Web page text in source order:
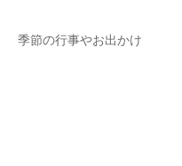
季節の行事やお出かけ